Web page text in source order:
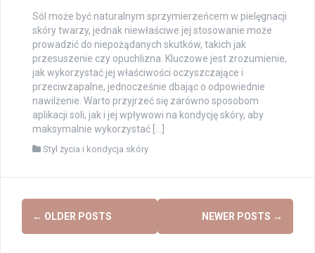
Sól może być naturalnym sprzymierzeńcem w pielęgnacji
skóry twarzy, jednak niewłaściwe jej stosowanie może
prowadzić do niepożądanych skutków, takich jak
przesuszenie czy opuchlizna. Kluczowe jest zrozumienie,
jak wykorzystać jej właściwości oczyszczające i
przeciwzapalne, jednocześnie dbając o odpowiednie
nawilżenie. Warto przyjrzeć się zarówno sposobom
aplikacji soli, jak i jej wpływowi na kondycję skóry, aby
maksymalnie wykorzystać […]
Styl życia i kondycja skóry
Posts
navigation
← OLDER POSTS NEWER POSTS →